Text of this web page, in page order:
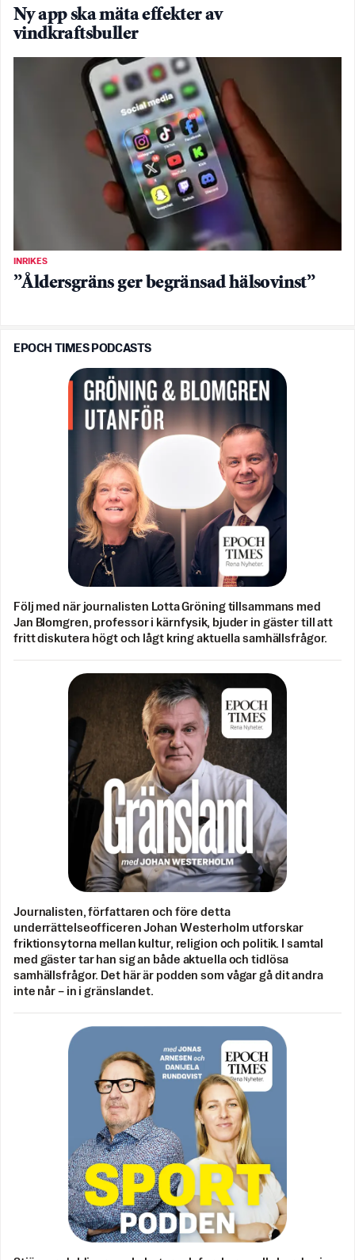
Ny app ska mäta effekter av
vindkraftsbuller
INRIKES
”Åldersgräns ger begränsad hälsovinst”
EPOCH TIMES PODCASTS
Följ med när journalisten Lotta Gröning tillsammans med
Jan Blomgren, professor i kärnfysik, bjuder in gäster till att
fritt diskutera högt och lågt kring aktuella samhällsfrågor.
Journalisten, författaren och före detta
underrättelseofficeren Johan Westerholm utforskar
friktionsytorna mellan kultur, religion och politik. I samtal
med gäster tar han sig an både aktuella och tidlösa
samhällsfrågor. Det här är podden som vågar gå dit andra
inte når – in i gränslandet.